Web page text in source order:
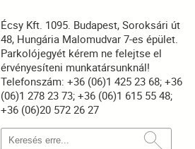
Écsy Kft. 1095. Budapest, Soroksári út
48, Hungária Malomudvar 7-es épület.
Parkolójegyét kérem ne felejtse el
érvényesíteni munkatársunknál!
Telefonszám: +36 (06)1 425 23 68; +36
(06)1 278 23 73; +36 (06)1 615 55 48;
+36 (06)20 572 26 27